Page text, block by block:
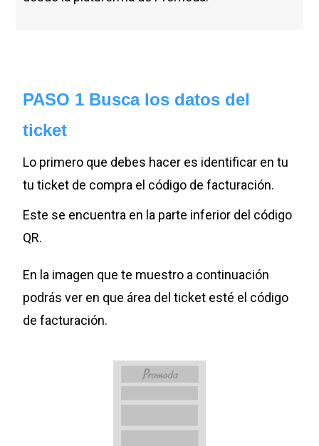
PASO 1 Busca los datos del
ticket
Lo primero que debes hacer es identificar en tu
tu ticket de compra el código de facturación.
Este se encuentra en la parte inferior del código
QR.
En la imagen que te muestro a continuación
podrás ver en que área del ticket esté el código
de facturación.